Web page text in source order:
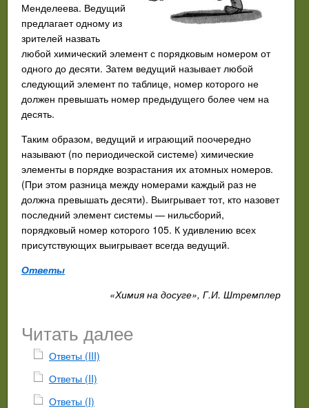
Менделеева. Ведущий
предлагает одному из
зрителей назвать
любой химический элемент с порядковым номером от
одного до десяти. Затем ведущий называет любой
следующий элемент по таблице, номер которого не
должен превышать номер предыдущего более чем на
десять.
Таким образом, ведущий и играющий поочередно
называют (по периодической системе) химические
элементы в порядке возрастания их атомных номеров.
(При этом разница между номерами каждый раз не
должна превышать десяти). Выигрывает тот, кто назовет
последний элемент системы — нильсборий,
порядковый номер которого 105. К удивлению всех
присутствующих выигрывает всегда ведущий.
Ответы
«Химия на досуге», Г.И. Штремплер
Читать далее
Ответы (III)
Ответы (II)
Ответы (I)